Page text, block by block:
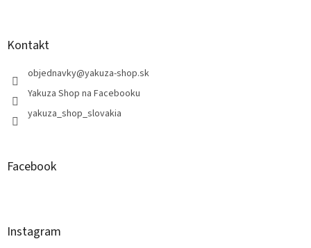
Kontakt
objednavky@yakuza-shop.sk
Yakuza Shop na Facebooku
yakuza_shop_slovakia
Facebook
Instagram